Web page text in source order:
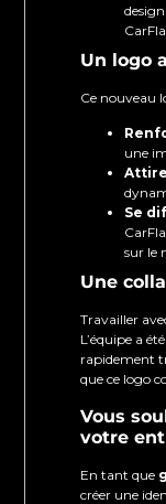
Un logo
Ce nouveau
une
Se
sur le
Une
Travailler
L’équipe a
rapidement
que ce logo
Vous
votre
En tant que
créer une